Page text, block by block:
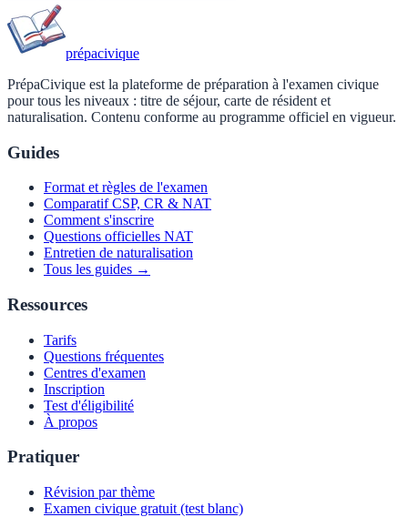
prépacivique
PrépaCivique est la plateforme de préparation à l'examen civique
pour tous les niveaux : titre de séjour, carte de résident et
naturalisation. Contenu conforme au programme officiel en vigueur.
Guides
Format et règles de l'examen
Comparatif CSP, CR & NAT
Comment s'inscrire
Questions officielles NAT
Entretien de naturalisation
Tous les guides →
Ressources
Tarifs
Questions fréquentes
Centres d'examen
Inscription
Test d'éligibilité
À propos
Pratiquer
Révision par thème
Examen civique gratuit (test blanc)